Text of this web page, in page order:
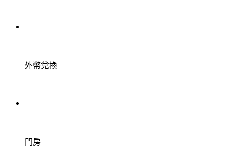
外幣兌換
門房